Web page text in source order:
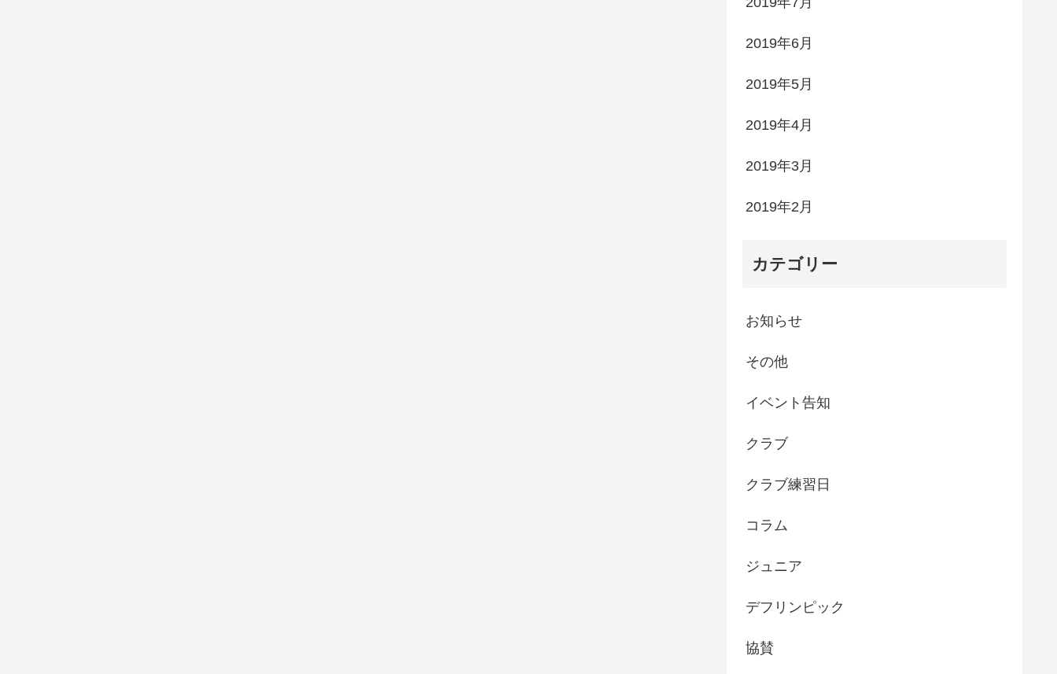
2019年6月
2019年5月
2019年4月
2019年3月
2019年2月
カテゴリー
お知らせ
その他
イベント告知
クラブ
クラブ練習日
コラム
ジュニア
デフリンピック
協賛